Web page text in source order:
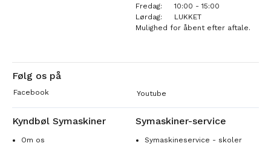
Fredag:
10:00 - 15:00
Lørdag:
LUKKET
Mulighed for åbent efter aftale.
Følg os på
Facebook Youtube
Kyndbøl Symaskiner
Om os
Symaskiner-service
Symaskineservice - skoler